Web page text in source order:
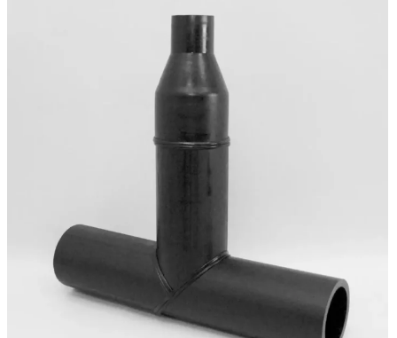
Пожарная подставка двойная
фланцевая ру10
Пожарная подставка крестовая
фланцевая ру10
Пожарная подставка одинарная
фланцевая ру10
фланцевый ру10
Пожарные подставки фланцевые
Демонтажные вставки
10
Демонтажная /монтажная вставка PN
16
Доуплотнитель раструба (РУРС)
Муфты соединительные ДРК
Муфта ДРК для ПЭ труб
Муфта ДРК универсальная